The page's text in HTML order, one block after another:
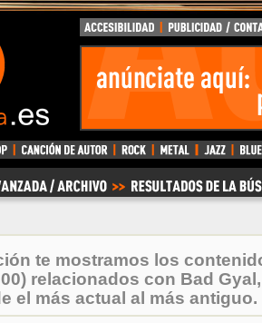
te mostramos los
relacionados con Bad
el más actual al más antiguo.